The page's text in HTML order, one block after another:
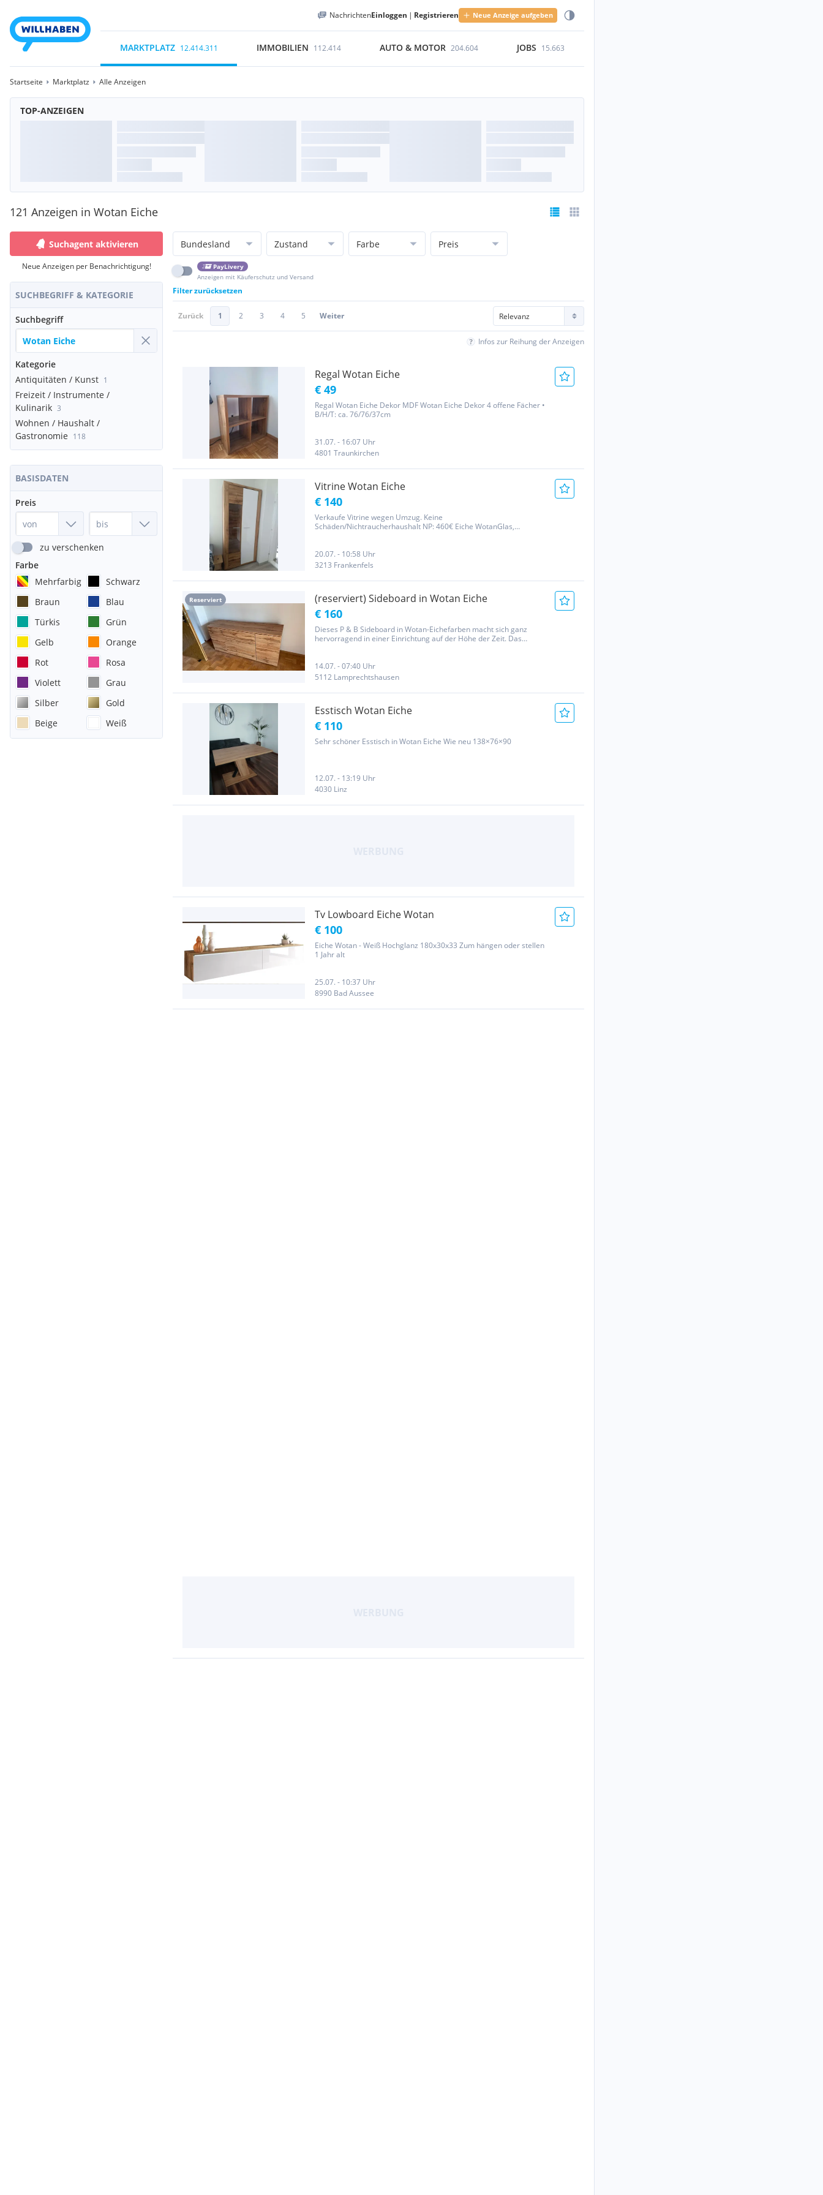
NachrichtenEinloggen | Registrieren Neue Anzeige aufgeben
MARKTPLATZ 12.414.311 IMMOBILIEN 112.414 AUTO & MOTOR 204.604 JOBS 15.663
Startseite Marktplatz Alle Anzeigen
TOP-ANZEIGEN
121 Anzeigen in Wotan Eiche
Suchagent aktivieren
Neue Anzeigen per Benachrichtigung!
SUCHBEGRIFF & KATEGORIE
Suchbegriff
Kategorie
Antiquitäten / Kunst 1
Freizeit / Instrumente /
Kulinarik 3
Wohnen / Haushalt /
Gastronomie 118
BASISDATEN
Preis
zu verschenken
Farbe
Mehrfarbig
Schwarz
Braun
Blau
Türkis
Grün
Gelb
Orange
Rot
Rosa
Violett
Grau
Silber
Gold
Beige
Weiß
Bundesland Zustand Farbe Preis
PayLivery
Anzeigen mit Käuferschutz und Versand
Filter zurücksetzen
Zurück 1 2 3 4 5 Weiter
Infos zur Reihung der Anzeigen
Regal Wotan Eiche
€ 49
Regal Wotan Eiche Dekor MDF Wotan Eiche Dekor 4 offene Fächer •
B/H/T: ca. 76/76/37cm
31.07. - 16:07 Uhr
4801 Traunkirchen
Vitrine Wotan Eiche
€ 140
Verkaufe Vitrine wegen Umzug. Keine
Schäden/Nichtraucherhaushalt NP: 460€ Eiche WotanGlas,
20.07. - 10:58 Uhr
3213 Frankenfels
Reserviert (reserviert) Sideboard in Wotan Eiche
€ 160
Dieses P & B Sideboard in Wotan-Eichefarben macht sich ganz
hervorragend in einer Einrichtung auf der Höhe der Zeit. Das
14.07. - 07:40 Uhr
5112 Lamprechtshausen
Esstisch Wotan Eiche
€ 110
Sehr schöner Esstisch in Wotan Eiche Wie neu 138×76×90
12.07. - 13:19 Uhr
4030 Linz
Tv Lowboard Eiche Wotan
€ 100
Eiche Wotan - Weiß Hochglanz 180x30x33 Zum hängen oder stellen
1 Jahr alt
25.07. - 10:37 Uhr
8990 Bad Aussee